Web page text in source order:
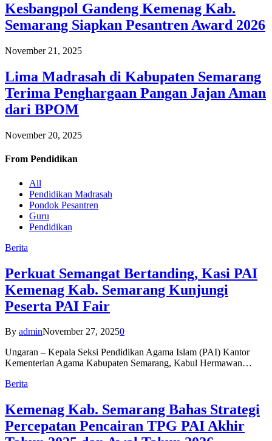
Kesbangpol Gandeng Kemenag Kab.
Semarang Siapkan Pesantren Award 2026
November 21, 2025
Lima Madrasah di Kabupaten Semarang
Terima Penghargaan Pangan Jajan Aman
dari BPOM
November 20, 2025
From Pendidikan
All
Pendidikan Madrasah
Pondok Pesantren
Guru
Pendidikan
Berita
Perkuat Semangat Bertanding, Kasi PAI
Kemenag Kab. Semarang Kunjungi
Peserta PAI Fair
By adminNovember 27, 20250
Ungaran – Kepala Seksi Pendidikan Agama Islam (PAI) Kantor
Kementerian Agama Kabupaten Semarang, Kabul Hermawan…
Berita
Kemenag Kab. Semarang Bahas Strategi
Percepatan Pencairan TPG PAI Akhir